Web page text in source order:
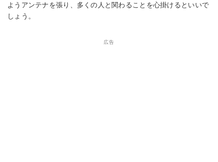
ようアンテナを張り、多くの人と関わることを心掛けるといいで
しょう。
広告